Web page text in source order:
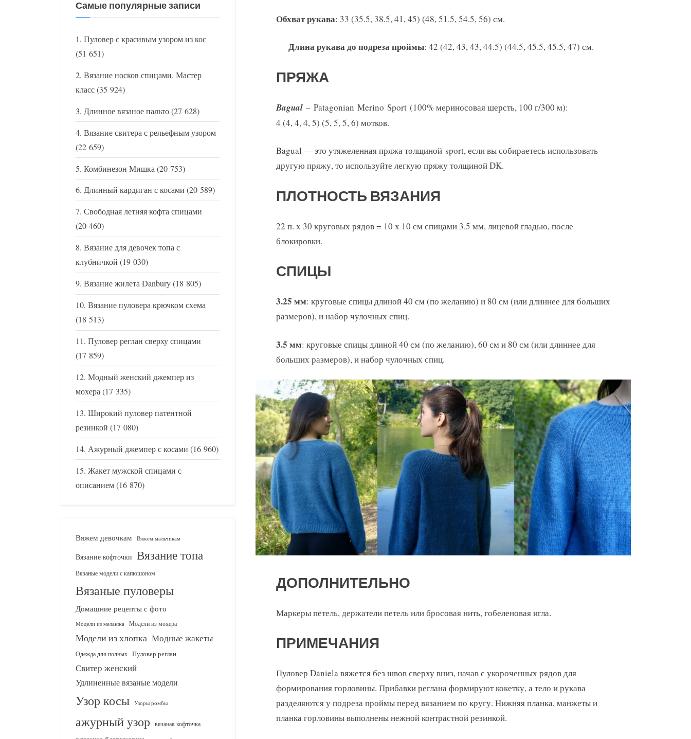
Обхват рукава: 33 (35.5, 38.5, 41, 45) (48, 51.5, 54.5, 56) см.
Длина рукава до подреза проймы: 42 (42, 43, 43, 44.5) (44.5, 45.5, 45.5, 47) см.
ПРЯЖА
Bagual – Patagonian Merino Sport (100% мериносовая шерсть, 100 г/300 м):
4 (4, 4, 4, 5) (5, 5, 5, 6) мотков.
Bagual — это утяжеленная пряжа толщиной sport, если вы собираетесь использовать
другую пряжу, то используйте легкую пряжу толщиной DK.
ПЛОТНОСТЬ ВЯЗАНИЯ
22 п. x 30 круговых рядов = 10 х 10 см спицами 3.5 мм, лицевой гладью, после
блокировки.
СПИЦЫ
3.25 мм: круговые спицы длиной 40 см (по желанию) и 80 см (или длиннее для больших
размеров), и набор чулочных спиц.
3.5 мм: круговые спицы длиной 40 см (по желанию), 60 см и 80 см (или длиннее для
больших размеров), и набор чулочных спиц.
ДОПОЛНИТЕЛЬНО
Маркеры петель, держатели петель или бросовая нить, гобеленовая игла.
ПРИМЕЧАНИЯ
Пуловер Daniela вяжется без швов сверху вниз, начав с укороченных рядов для
формирования горловины. Прибавки реглана формируют кокетку, а тело и рукава
разделяются у подреза проймы перед вязанием по кругу. Нижняя планка, манжеты и
планка горловины выполнены нежной контрастной резинкой.
Самые популярные записи
Пуловер с красивым узором из кос
(51 651)
Вязание носков спицами. Мастер
класс(35 924)
Длинное вязаное пальто(27 628)
Вязание свитера с рельефным узором
(22 659)
Комбинезон Мишка(20 753)
Длинный кардиган с косами (20 589)
Свободная летняя кофта спицами
(20 460)
Вязание для девочек топа с
клубничкой (19 030)
Вязание жилета Danbury(18 805)
Вязание пуловера крючком схема
(18 513)
Пуловер реглан сверху спицами
(17 859)
Модный женский джемпер из
мохера(17 335)
Широкий пуловер патентной
резинкой (17 080)
Ажурный джемпер с косами (16 960)
Жакет мужской спицами с
описанием(16 870)
Вяжем девочкам Вяжем мальчикам
Вязание кофточки Вязание топа
Вязаные модели с капюшоном
Вязаные пуловеры
Домашние рецепты с фото
Модели из меланжа Модели из мохера
Модели из хлопка Модные жакеты
Одежда для полных Пуловер реглан
Свитер женский
Удлиненные вязаные модели
Узор косы Узоры ромбы
ажурный узор вязаная кофточка